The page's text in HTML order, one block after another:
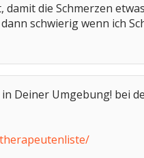
die Schmerzen
schwierig wenn ich
Deiner Umgebung! bei